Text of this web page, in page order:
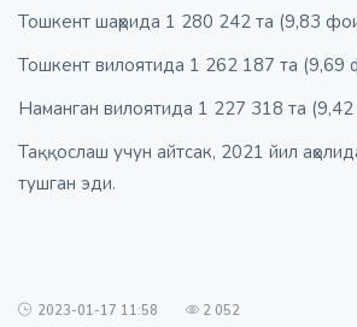
Тошкент шаҳрида 1 280 242 та (9,83
Тошкент вилоятида 1 262 187 та (9,69
Наманган вилоятида 1 227 318 та
Таққослаш учун айтсак, 2021 йил
тушган эди.
2023-01-17 11:58 2 052